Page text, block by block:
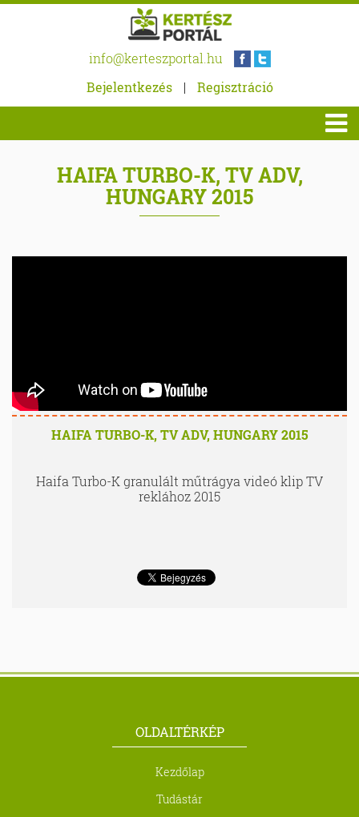
info@kerteszportal.hu
Bejelentkezés
| Regisztráció
HAIFA TURBO-K, TV ADV,
HUNGARY 2015
HAIFA TURBO-K, TV ADV, HUNGARY 2015
Haifa Turbo-K granulált műtrágya videó klip TV
reklához 2015
OLDALTÉRKÉP
Kezdőlap
Tudástár